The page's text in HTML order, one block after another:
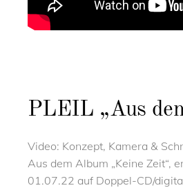
PLEIL „Aus
Video: Konzept, Kamera &
Aus dem Album „Keine Zeit“,
01.07.22 auf Doppel-CD/